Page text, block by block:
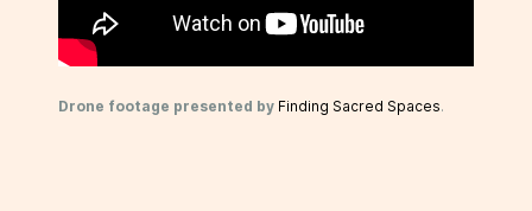
Drone footage presented by Finding Sacred Spaces.